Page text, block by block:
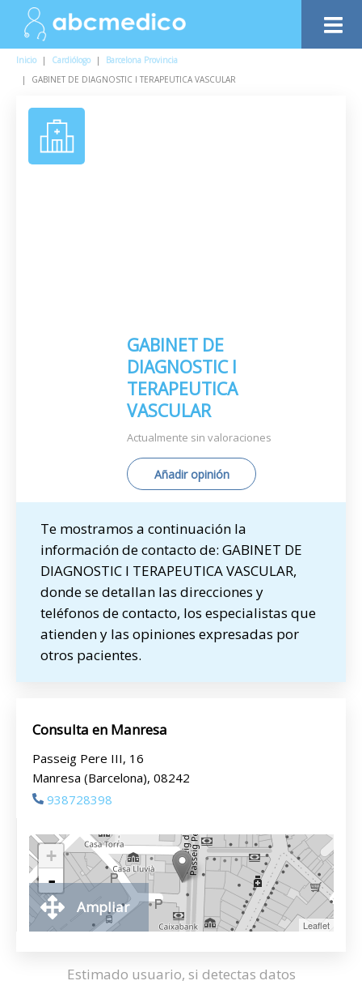
Inicio | Cardiólogo |
Barcelona Provincia
|
GABINET DE DIAGNOSTIC I TERAPEUTICA VASCULAR
GABINET DE
DIAGNOSTIC I
TERAPEUTICA
VASCULAR
Actualmente sin valoraciones
Añadir opinión
Te mostramos a continuación la
información de contacto de: GABINET DE
DIAGNOSTIC I TERAPEUTICA VASCULAR,
donde se detallan las direcciones y
teléfonos de contacto, los especialistas que
atienden y las opiniones expresadas por
otros pacientes.
Consulta en Manresa
Passeig Pere III, 16
Manresa (Barcelona), 08242
938728398
+
-
Leaflet
Ampliar
Estimado usuario, si detectas datos